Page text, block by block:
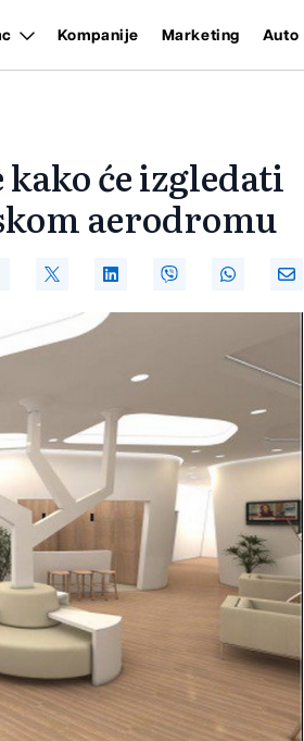
Kompanije Marketing Auto
će izgledati
aerodromu